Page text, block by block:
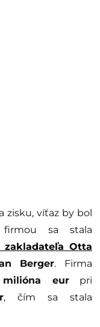
zisku, víťaz by bol
firmou sa stala
zakladateľaOtta
Berger. Firma
eurpri
, čím sa stala